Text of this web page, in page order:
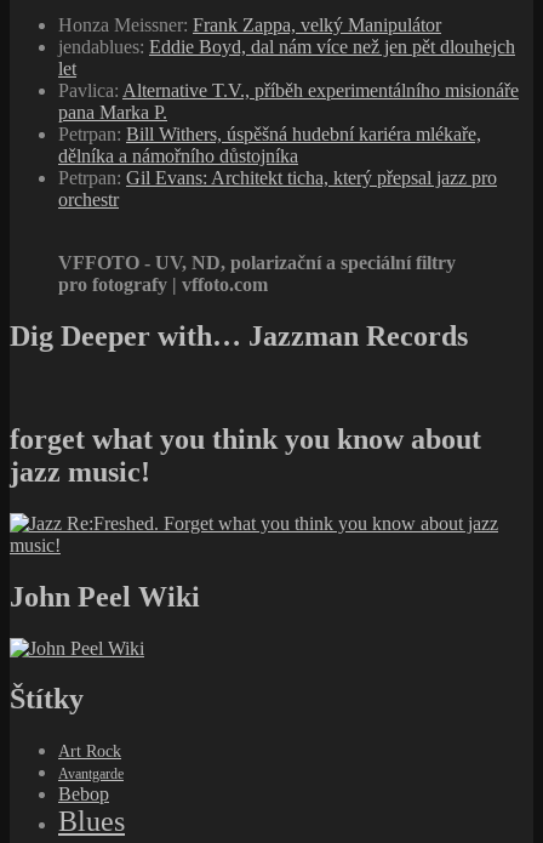
Honza Meissner: Frank Zappa, velký Manipulátor
jendablues: Eddie Boyd, dal nám více než jen pět dlouhejch
let
Pavlica: Alternative T.V., příběh experimentálního misionáře
pana Marka P.
Petrpan: Bill Withers, úspěšná hudební kariéra mlékaře,
dělníka a námořního důstojníka
Petrpan: Gil Evans: Architekt ticha, který přepsal jazz pro
orchestr
VFFOTO - UV, ND, polarizační a speciální filtry
pro fotografy | vffoto.com
Dig Deeper with… Jazzman Records
forget what you think you know about
jazz music!
John Peel Wiki
Štítky
Art Rock
Avantgarde
Bebop
Blues